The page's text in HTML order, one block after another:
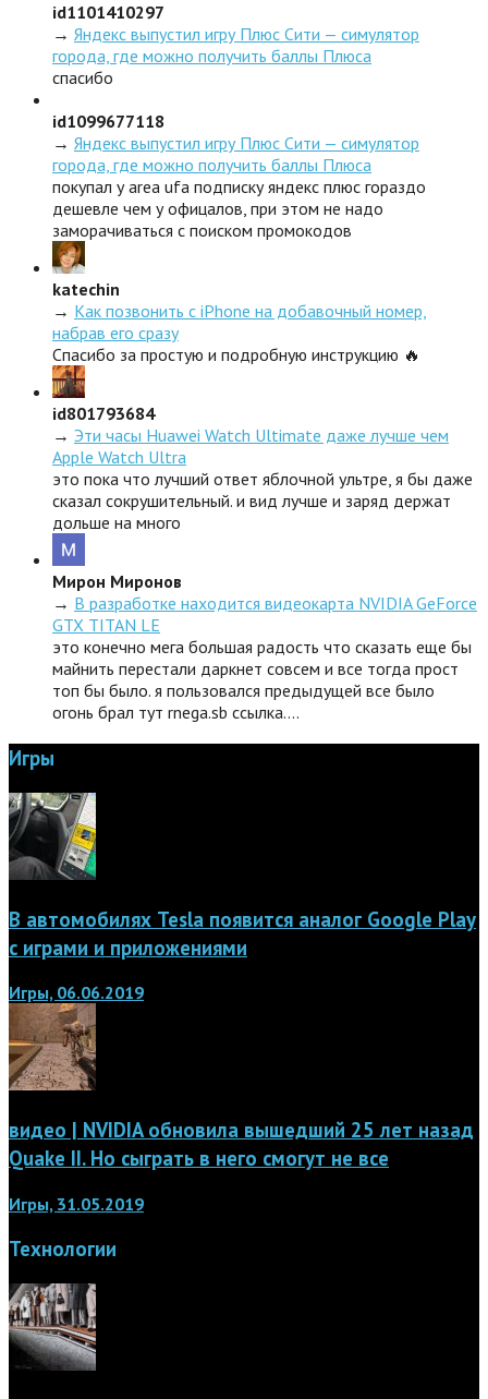
id1101410297
→ Яндекс выпустил игру Плюс Сити — симулятор
города, где можно получить баллы Плюса
спасибо
id1099677118
→ Яндекс выпустил игру Плюс Сити — симулятор
города, где можно получить баллы Плюса
покупал у area ufa подписку яндекс плюс гораздо
дешевле чем у офицалов, при этом не надо
заморачиваться с поиском промокодов
katechin
→ Как позвонить с iPhone на добавочный номер,
набрав его сразу
Спасибо за простую и подробную инструкцию 🔥
id801793684
→ Эти часы Huawei Watch Ultimate даже лучше чем
Apple Watch Ultra
это пока что лучший ответ яблочной ультре, я бы даже
сказал сокрушительный. и вид лучше и заряд держат
дольше на много
Мирон Миронов
→ В разработке находится видеокарта NVIDIA GeForce
GTX TITAN LE
это конечно мега большая радость что сказать еще бы
майнить перестали даркнет совсем и все тогда прост
топ бы было. я пользовался предыдущей все было
огонь брал тут rnega.sb ссылка.…
Игры
В автомобилях Tesla появится аналог Google Play
с играми и приложениями
Игры, 06.06.2019
видео | NVIDIA обновила вышедший 25 лет назад
Quake II. Но сыграть в него смогут не все
Игры, 31.05.2019
Технологии